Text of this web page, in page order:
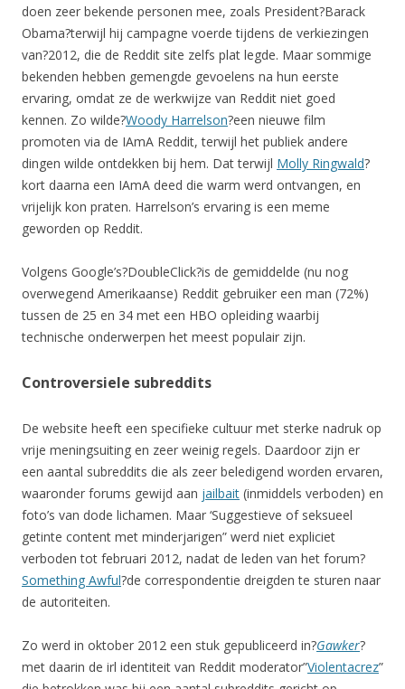
doen zeer bekende personen mee, zoals President?Barack
Obama?terwijl hij campagne voerde tijdens de verkiezingen
van?2012, die de Reddit site zelfs plat legde. Maar sommige
bekenden hebben gemengde gevoelens na hun eerste
ervaring, omdat ze de werkwijze van Reddit niet goed
kennen. Zo wilde?Woody Harrelson?een nieuwe film
promoten via de IAmA Reddit, terwijl het publiek andere
dingen wilde ontdekken bij hem. Dat terwijl Molly Ringwald?
kort daarna een IAmA deed die warm werd ontvangen, en
vrijelijk kon praten. Harrelson’s ervaring is een meme
geworden op Reddit.
Volgens Google’s?DoubleClick?is de gemiddelde (nu nog
overwegend Amerikaanse) Reddit gebruiker een man (72%)
tussen de 25 en 34 met een HBO opleiding waarbij
technische onderwerpen het meest populair zijn.
Controversiele subreddits
De website heeft een specifieke cultuur met sterke nadruk op
vrije meningsuiting en zeer weinig regels. Daardoor zijn er
een aantal subreddits die als zeer beledigend worden ervaren,
waaronder forums gewijd aan jailbait (inmiddels verboden) en
foto’s van dode lichamen. Maar ‘Suggestieve of seksueel
getinte content met minderjarigen” werd niet expliciet
verboden tot februari 2012, nadat de leden van het forum?
Something Awful?de correspondentie dreigden te sturen naar
de autoriteiten.
Zo werd in oktober 2012 een stuk gepubliceerd in?Gawker?
met daarin de irl identiteit van Reddit moderator”Violentacrez”